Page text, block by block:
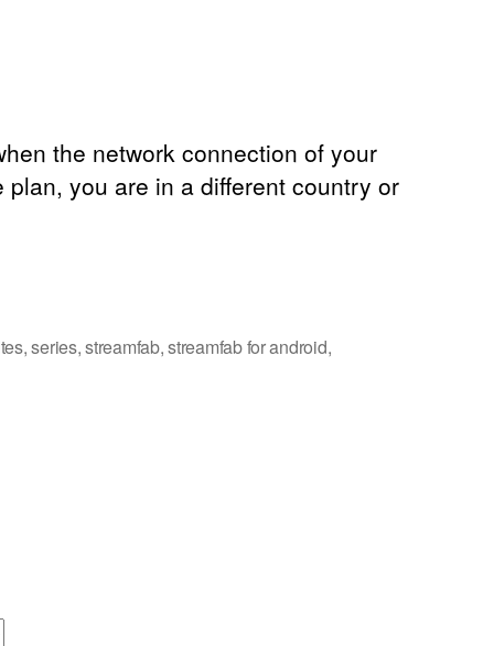
the network connection of your
plan, you are in a different country or
,series,streamfab,streamfab for android,